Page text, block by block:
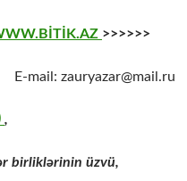
>>>>>>
mail: zauryazar@mail.ru
,
birliklərinin üzvü,